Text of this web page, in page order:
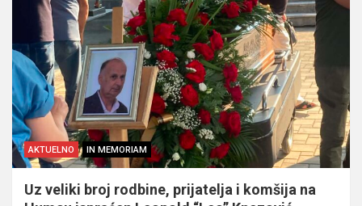
AKTUELNO IN MEMORIAM
Uz veliki broj rodbine, prijatelja i komšija na